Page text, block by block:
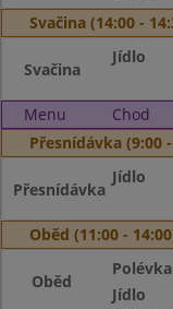
Svačina (14:00 -
Svačina
Jídlo
Menu Chod
Přesnídávka (9:00
Přesnídávka
Jídlo
Oběd (11:00 -
Oběd
Polévka
Jídlo